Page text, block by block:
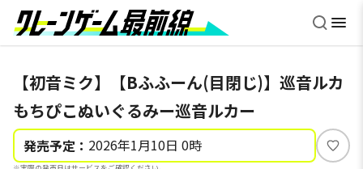
【初音ミク】【Bふふーん(目閉じ)】巡音ルカ
もちぴこぬいぐるみー巡音ルカー
発売予定： 2026年1月10日 0時
い